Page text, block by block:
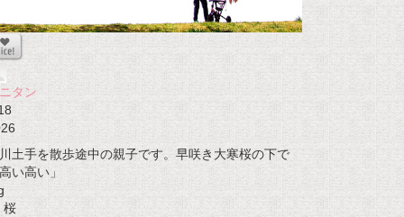
タン
土手を散歩途中の親子です。早咲き大寒桜の下で
い高い」
桜